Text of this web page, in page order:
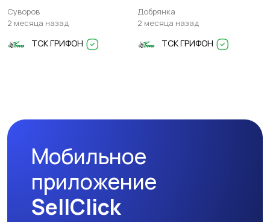
тонн
Суворов
2 месяца назад
ТСК ГРИФОН
тонн
Добрянка
2 месяца назад
ТСК ГРИФОН
Мобильное
приложение
SellClick